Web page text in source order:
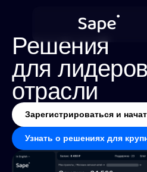
Решения
для лидеров
отрасли
Зарегистрироваться и
Узнать о решениях для